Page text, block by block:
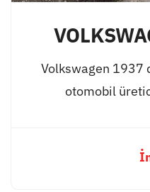
Volkswagen 1937
otomobil